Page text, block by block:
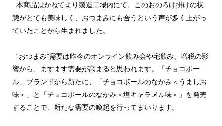
本商品はかねてより製造工場内にて、このおのろけ掛けの状
態がとても美味しく、おつまみにも合うという声が多く上がっ
ていたことから生まれました。
“おつまみ”需要は昨今のオンライン飲み会や宅飲み、増税の影
響から、ますます需要が高まると思われます。「チョコボー
ル」ブランドから新たに、「チョコボールのなかみ＜うましお
味＞」と「チョコボールのなかみ＜塩キャラメル味＞」を発売
することで、新たな需要の喚起を行ってまいります。